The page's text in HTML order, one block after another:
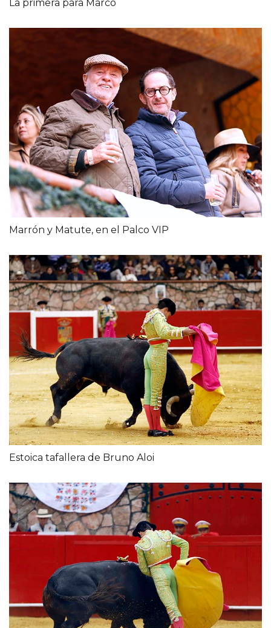
La primera para Marco
Marrón y Matute, en el Palco VIP
Estoica tafallera de Bruno Aloi